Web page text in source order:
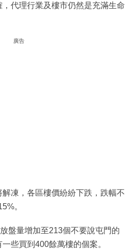
代理行業及樓市仍然是充滿生命
廣告
凍，各區樓價紛紛下跌，跌幅不
。
盤量增加至213個不要說屯門的
些買到400餘萬樓的個案。